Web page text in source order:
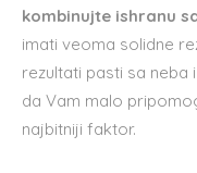
kombinujte ishranu
imati veoma solidne
rezultati pasti sa neba
da Vam malo
najbitniji faktor.